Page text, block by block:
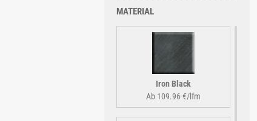
MATERIAL
Iron Black
Ab 109.96 €/lfm